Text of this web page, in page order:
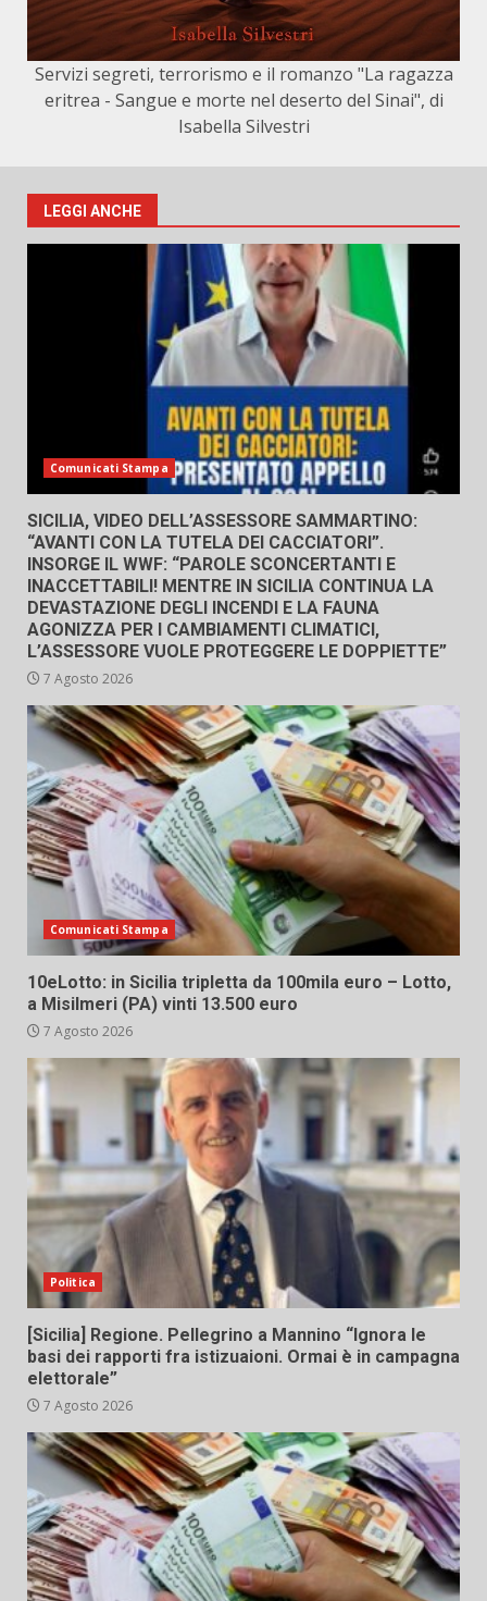
Servizi segreti, terrorismo e il romanzo "La ragazza
eritrea - Sangue e morte nel deserto del Sinai", di
Isabella Silvestri
LEGGI ANCHE
Comunicati Stampa
SICILIA, VIDEO DELL’ASSESSORE SAMMARTINO:
“AVANTI CON LA TUTELA DEI CACCIATORI”.
INSORGE IL WWF: “PAROLE SCONCERTANTI E
INACCETTABILI! MENTRE IN SICILIA CONTINUA LA
DEVASTAZIONE DEGLI INCENDI E LA FAUNA
AGONIZZA PER I CAMBIAMENTI CLIMATICI,
L’ASSESSORE VUOLE PROTEGGERE LE DOPPIETTE”
7 Agosto 2026
Comunicati Stampa
10eLotto: in Sicilia tripletta da 100mila euro – Lotto,
a Misilmeri (PA) vinti 13.500 euro
7 Agosto 2026
Politica
[Sicilia] Regione. Pellegrino a Mannino “Ignora le
basi dei rapporti fra istizuaioni. Ormai è in campagna
elettorale”
7 Agosto 2026